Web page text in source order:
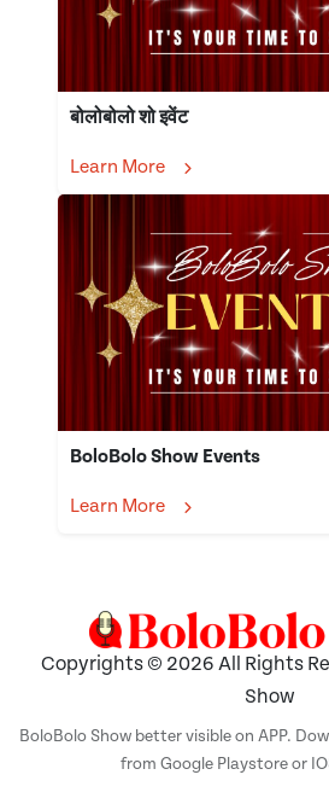
बोलोबोलो शो इवेंट
Learn More
BoloBolo Show Events
Learn More
Copyrights © 2026 All Rights
Show
BoloBolo Show better visible on APP.
from Google Playstore or